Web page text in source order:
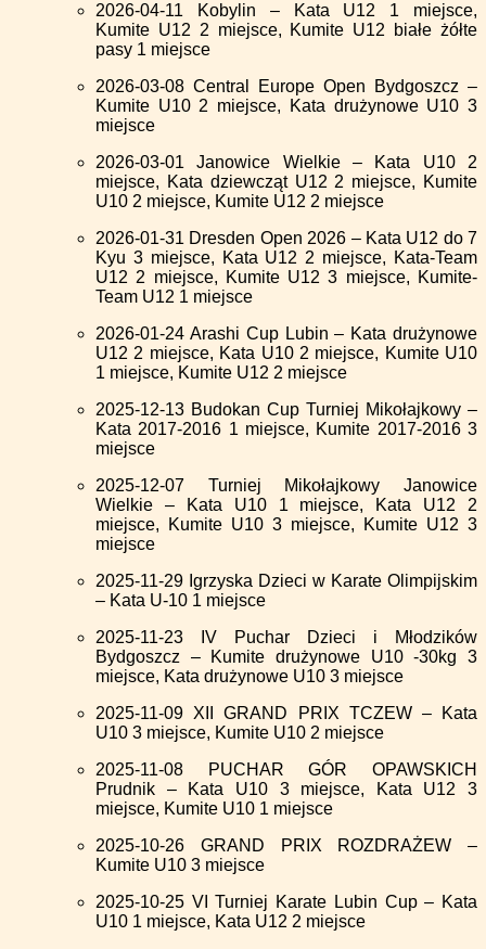
2026-04-11 Kobylin – Kata U12 1 miejsce,
Kumite U12 2 miejsce, Kumite U12 białe żółte
pasy 1 miejsce
2026-03-08 Central Europe Open Bydgoszcz –
Kumite U10 2 miejsce, Kata drużynowe U10 3
miejsce
2026-03-01 Janowice Wielkie – Kata U10 2
miejsce, Kata dziewcząt U12 2 miejsce, Kumite
U10 2 miejsce, Kumite U12 2 miejsce
2026-01-31 Dresden Open 2026 – Kata U12 do 7
Kyu 3 miejsce, Kata U12 2 miejsce, Kata-Team
U12 2 miejsce, Kumite U12 3 miejsce, Kumite-
Team U12 1 miejsce
2026-01-24 Arashi Cup Lubin – Kata drużynowe
U12 2 miejsce, Kata U10 2 miejsce, Kumite U10
1 miejsce, Kumite U12 2 miejsce
2025-12-13 Budokan Cup Turniej Mikołajkowy –
Kata 2017-2016 1 miejsce, Kumite 2017-2016 3
miejsce
2025-12-07 Turniej Mikołajkowy Janowice
Wielkie – Kata U10 1 miejsce, Kata U12 2
miejsce, Kumite U10 3 miejsce, Kumite U12 3
miejsce
2025-11-29 Igrzyska Dzieci w Karate Olimpijskim
– Kata U-10 1 miejsce
2025-11-23 IV Puchar Dzieci i Młodzików
Bydgoszcz – Kumite drużynowe U10 -30kg 3
miejsce, Kata drużynowe U10 3 miejsce
2025-11-09 XII GRAND PRIX TCZEW – Kata
U10 3 miejsce, Kumite U10 2 miejsce
2025-11-08 PUCHAR GÓR OPAWSKICH
Prudnik – Kata U10 3 miejsce, Kata U12 3
miejsce, Kumite U10 1 miejsce
2025-10-26 GRAND PRIX ROZDRAŻEW –
Kumite U10 3 miejsce
2025-10-25 VI Turniej Karate Lubin Cup – Kata
U10 1 miejsce, Kata U12 2 miejsce